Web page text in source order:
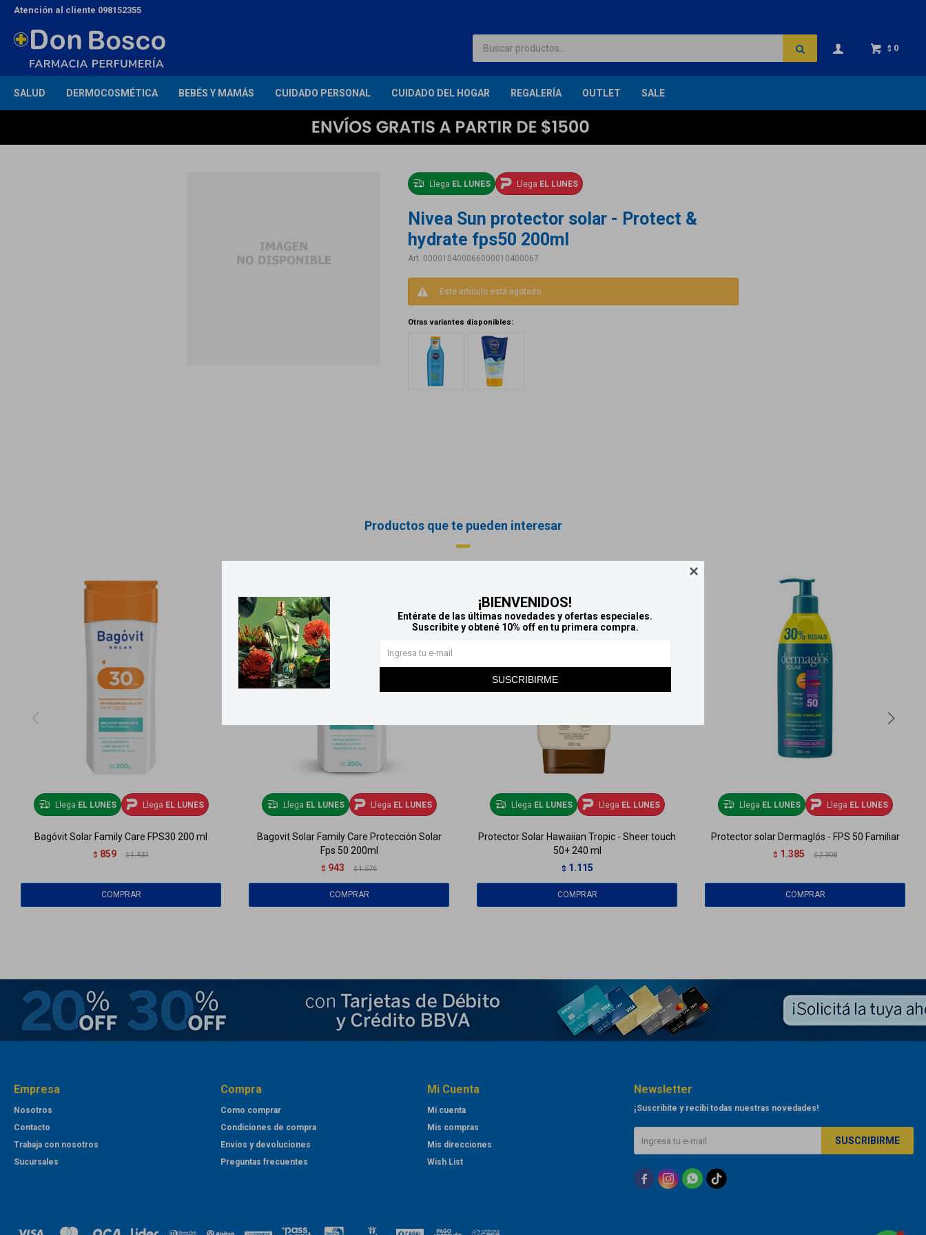

¡BIENVENIDOS!
Entérate de las últimas novedades y ofertas especiales.
Suscribite y obtené 10% off en tu primera compra.
SUSCRIBIRME
SALUD DERMOCOSMÉTICA BEBÉS Y MAMÁS CUIDADO PERSONAL CUIDADO DEL HOGAR REGALERÍA OUTLET SALE
$ 0
Atención al cliente 098152355
Llega EL LUNES Llega EL LUNES
Nivea Sun protector solar - Protect &
hydrate fps50 200ml
000010400066000010400067
Este artículo está agotado.
Otras variantes disponibles:
Productos que te pueden interesar
Llega EL LUNES Llega EL LUNES
Bagóvit Solar Family Care FPS30 200 ml
$ 859 $ 1.431
Llega EL LUNES Llega EL LUNES
Bagovit Solar Family Care Protección Solar
Fps 50 200ml
$ 943 $ 1.576
Llega EL LUNES Llega EL LUNES
Protector Solar Hawaiian Tropic - Sheer touch
50+ 240 ml
$ 1.115
Llega EL LUNES Llega EL LUNES
Protector solar Dermaglós - FPS 50 Familiar
$ 1.385 $ 2.308
Empresa
Nosotros
Contacto
Trabaja con nosotros
Sucursales
Compra
Como comprar
Condiciones de compra
Envíos y devoluciones
Preguntas frecuentes
Mi Cuenta
Mi cuenta
Mis compras
Mis direcciones
Wish List
Newsletter
¡Suscribite y recibí todas nuestras novedades!
SUSCRIBIRME
  